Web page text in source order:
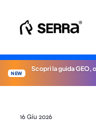
contenuto
NEW
Scopri la guida GEO,
16 Giu 2026